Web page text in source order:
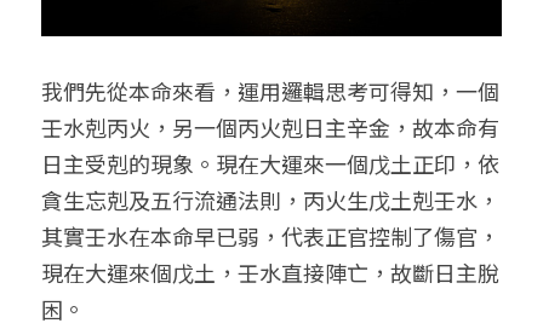
我們先從本命來看，運用邏輯思考可得知，一個
壬水剋丙火，另一個丙火剋日主辛金，故本命有
日主受剋的現象。現在大運來一個戊土正印，依
貪生忘剋及五行流通法則，丙火生戊土剋壬水，
其實壬水在本命早已弱，代表正官控制了傷官，
現在大運來個戊土，壬水直接陣亡，故斷日主脫
困。